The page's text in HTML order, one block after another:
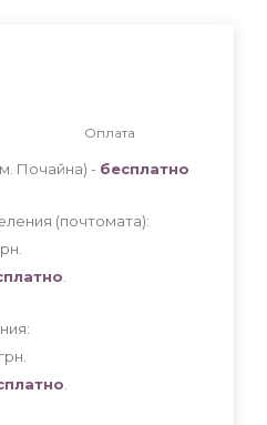
Оплата
Почайна) - бесплатно
(почтомата):
.
.
грн.
.